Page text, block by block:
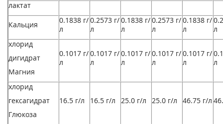
лактат
Кальция
0.1838 г/
л
0.2573 г/
л
0.1838 г/
л
0.2573 г/
л
0.1838 г/
л
л
хлорид
дигидрат
Магния
0.1017 г/
л
0.1017 г/
л
0.1017 г/
л
0.1017 г/
л
0.1017 г/
л
л
хлорид
гексагидрат
Глюкоза
16.5 г/л 16.5 г/л 25.0 г/л 25.0 г/л 46.75 г/л